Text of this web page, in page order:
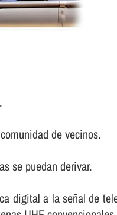
.
de vecinos.
se puedan derivar.
digital a la señal de